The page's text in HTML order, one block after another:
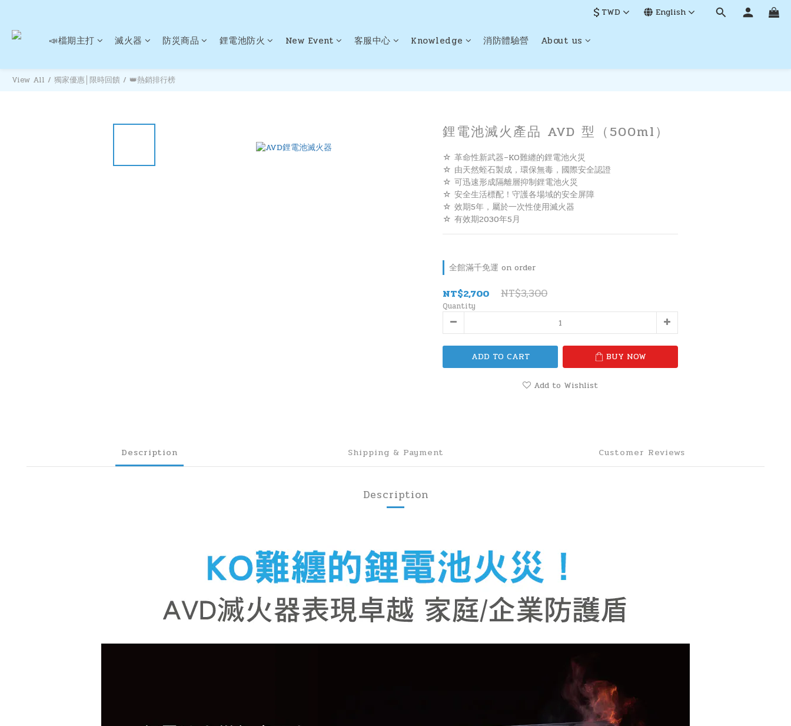
$ TWD English
📣檔期主打 滅火器 防災商品 鋰電池防火 New Event 客服中心 Knowledge 消防體驗營 About us
View All / 獨家優惠│限時回饋 / 👑熱銷排行榜
鋰電池滅火產品 AVD 型（500ml）
☆ 革命性新武器–KO難纏的鋰電池火災
☆ 由天然蛭石製成，環保無毒，國際安全認證
☆ 可迅速形成隔離層抑制鋰電池火災
☆ 安全生活標配！守護各場域的安全屏障
☆ 效期5年，屬於一次性使用滅火器
☆ 有效期2030年5月
全館滿千免運 on order
NT$2,700 NT$3,300
Quantity
ADD TO CART BUY NOW
Add to Wishlist
Description Shipping & Payment Customer Reviews
Description